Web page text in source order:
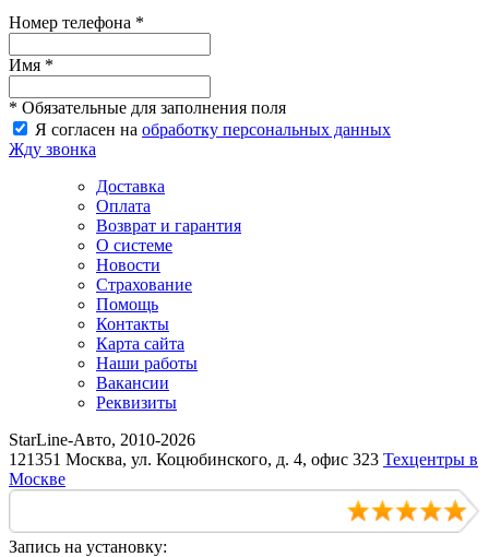
Номер телефона *
Имя *
* Обязательные для заполнения поля
Я согласен на обработку персональных данных
Жду звонка
Доставка
Оплата
Возврат и гарантия
О системе
Новости
Страхование
Помощь
Контакты
Карта сайта
Наши работы
Вакансии
Реквизиты
StarLine-Авто, 2010-2026
121351 Москва, ул. Коцюбинского, д. 4, офис 323 Техцентры в
Москве
Запись на установку: